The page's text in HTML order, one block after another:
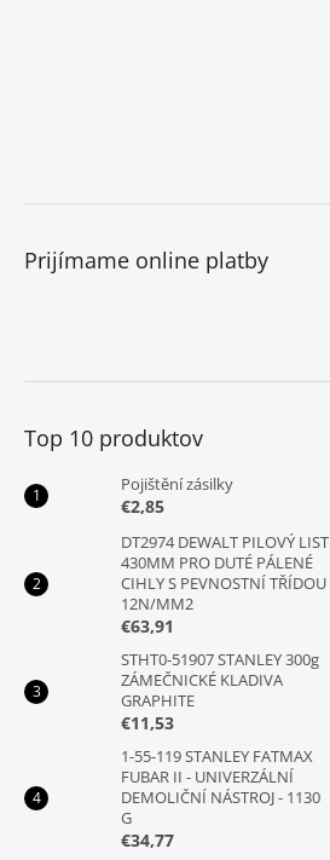
Prijímame online platby
Top 10 produktov
Pojištění zásilky
€2,85
DT2974 DEWALT PILOVÝ LIST
430MM PRO DUTÉ PÁLENÉ
CIHLY S PEVNOSTNÍ TŘÍDOU
12N/MM2
€63,91
STHT0-51907 STANLEY 300g
ZÁMEČNICKÉ KLADIVA
GRAPHITE
€11,53
1-55-119 STANLEY FATMAX
FUBAR II - UNIVERZÁLNÍ
DEMOLIČNÍ NÁSTROJ - 1130
G
€34,77